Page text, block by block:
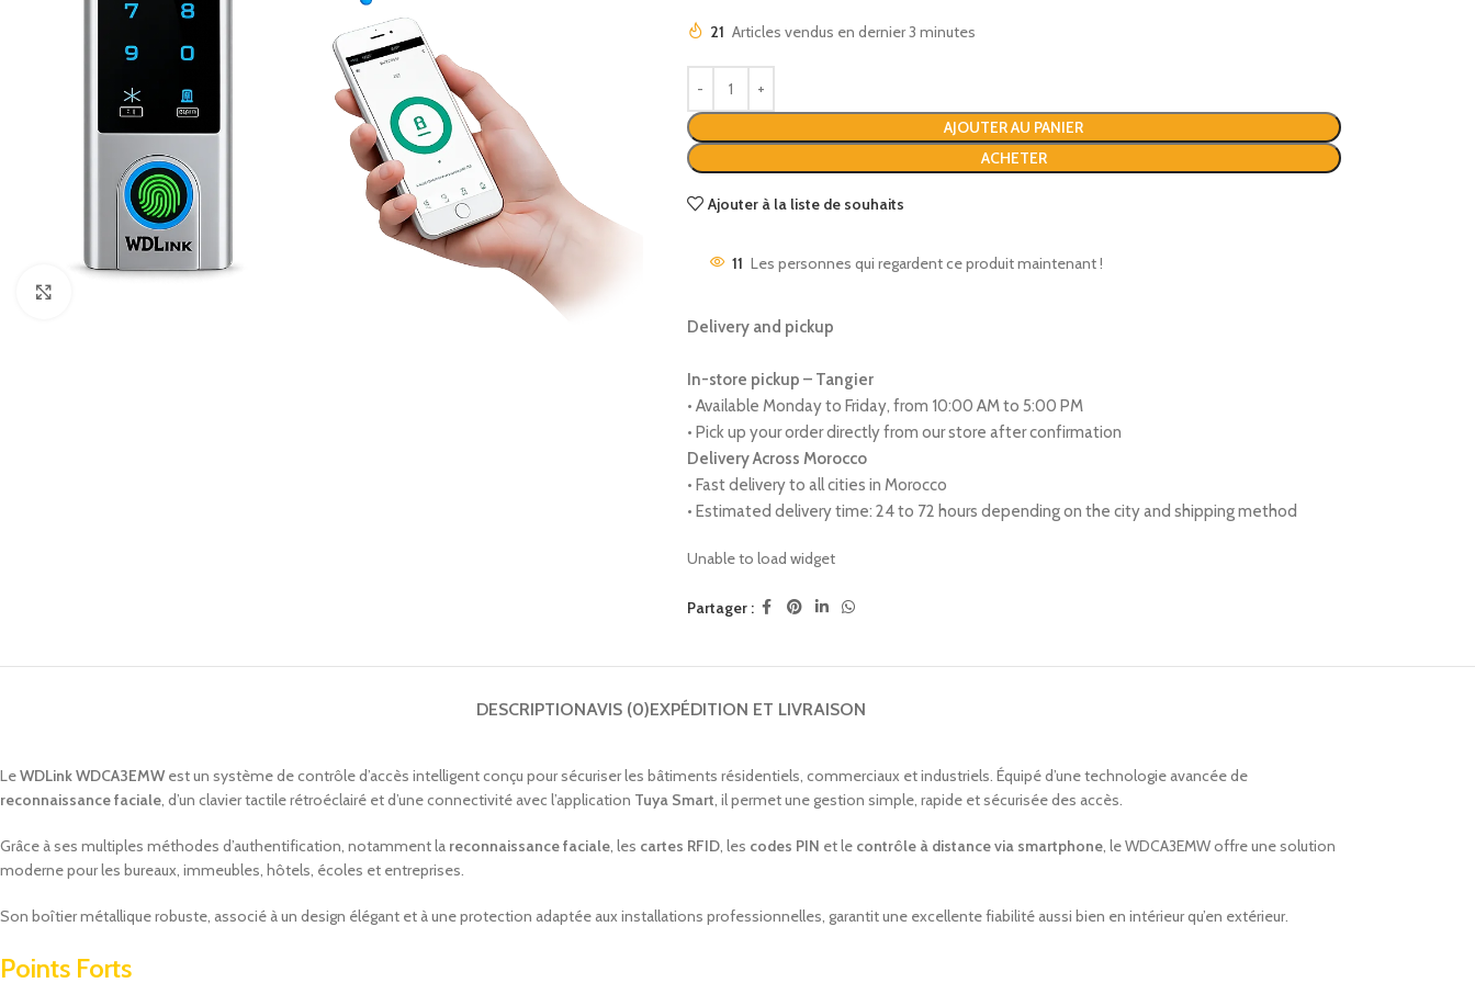
21 Articles vendus en dernier 3 minutes
AJOUTER AU PANIER
ACHETER
Ajouter à la liste de souhaits
11 Les personnes qui regardent ce produit maintenant !
Delivery and pickup
In-store pickup – Tangier
• Available Monday to Friday, from 10:00 AM to 5:00 PM
• Pick up your order directly from our store after confirmation
Delivery Across Morocco
• Fast delivery to all cities in Morocco
• Estimated delivery time: 24 to 72 hours depending on the city and shipping method
Unable to load widget
Partager :
DESCRIPTIONAVIS (0)EXPÉDITION ET LIVRAISON
LeWDLink WDCA3EMWest un système de contrôle d’accès intelligent conçu pour sécuriser les bâtiments résidentiels, commerciaux et industriels. Équipé d’une technologie avancée de
reconnaissance faciale, d’un clavier tactile rétroéclairé et d’une connectivité avec l’application Tuya Smart, il permet une gestion simple, rapide et sécurisée des accès.
Grâce à ses multiples méthodes d’authentification, notamment la reconnaissance faciale, les cartes RFID, les codes PIN et le contrôle à distance via smartphone, le WDCA3EMW offre une solution
moderne pour les bureaux, immeubles, hôtels, écoles et entreprises.
Son boîtier métallique robuste, associé à un design élégant et à une protection adaptée aux installations professionnelles, garantit une excellente fiabilité aussi bien en intérieur qu’en extérieur.
Points Forts